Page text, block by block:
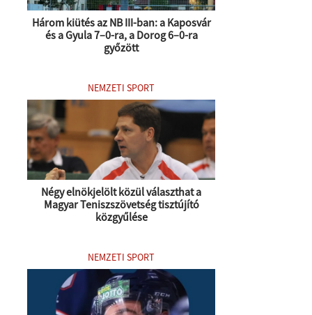
Három kiütés az NB III-ban: a Kaposvár
és a Gyula 7–0-ra, a Dorog 6–0-ra
győzött
NEMZETI SPORT
Négy elnökjelölt közül választhat a
Magyar Teniszszövetség tisztújító
közgyűlése
NEMZETI SPORT